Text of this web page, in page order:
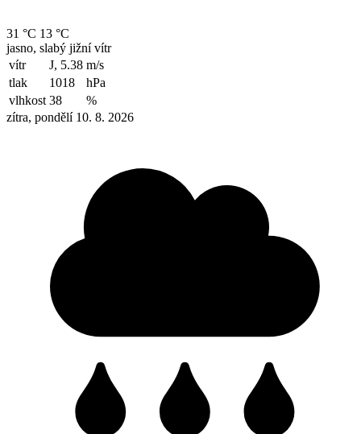
31 °C 13 °C
jasno, slabý jižní vítr
vítr
J, 5.38 m/s
tlak
1018
hPa
vlhkost 38
%
zítra, pondělí 10. 8. 2026